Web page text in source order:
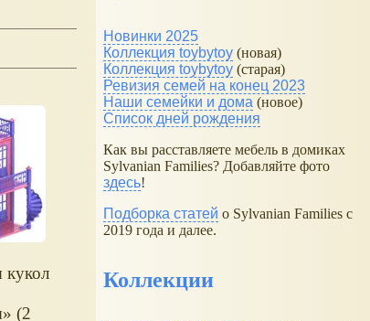
кукол
(2
Новинки 2025
Коллекция toybytoy (новая)
Коллекция toybytoy (старая)
Ревизия семей на конец 2023
Наши семейки и дома (новое)
Список дней рождения
Как вы расставляете мебель в домиках
Sylvanian Families? Добавляйте фото
здесь!
Подборка статей о Sylvanian Families с
2019 года и далее.
Коллекции